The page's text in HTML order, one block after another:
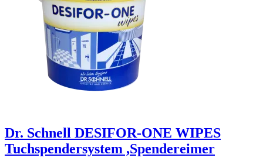
Dr. Schnell DESIFOR-ONE WIPES
Tuchspendersystem ,Spendereimer